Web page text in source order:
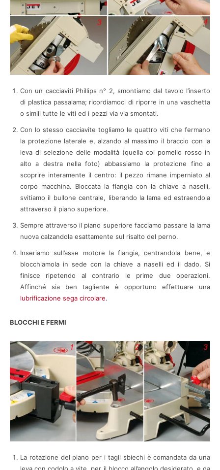
Con un cacciaviti Phillips n° 2, smontiamo dal tavolo l’inserto
di plastica passalama; ricordiamoci di riporre in una vaschetta
o simili tutte le viti ed i pezzi via via smontati.
Con lo stesso cacciavite togliamo le quattro viti che fermano
la protezione laterale e, alzando al massimo il braccio con la
leva di selezione delle modalità (quella col pomello rosso in
alto a destra nella foto) abbassiamo la protezione fino a
scoprire interamente il centro: il pezzo rimane imperniato al
corpo macchina. Bloccata la flangia con la chiave a naselli,
svitiamo il bullone centrale, liberando la lama ed estraendola
attraverso il piano superiore.
Sempre attraverso il piano superiore facciamo passare la lama
nuova calzandola esattamente sul risalto del perno.
Inseriamo sull’asse motore la flangia, centrandola bene, e
blocchiamola in sede con la chiave a naselli ed il dado. Si
finisce ripetendo al contrario le prime due operazioni.
Affinché sia ben tagliente è opportuno effettuare una
lubrificazione sega circolare.
BLOCCHI E FERMI
La rotazione del piano per i tagli sbiechi è comandata da una